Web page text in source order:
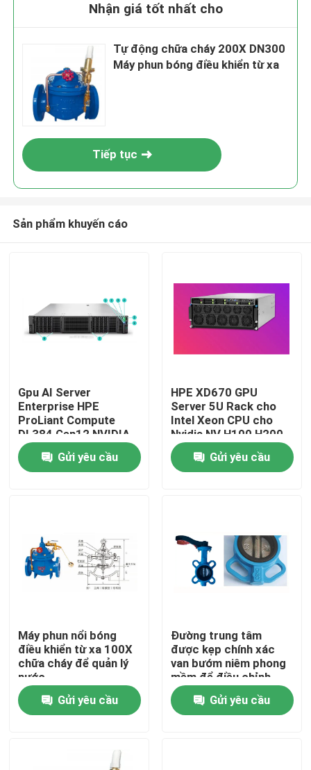
Sản phẩm
Video
Chuyến tham quan nhà máy
Kiểm soát chất lượng
Liên hệ với chúng tôi
Yêu cầu Đặt giá
Dịch vụ giao nhận vận tải quốc tế
Nhập khẩu xuyên biên giới
Nhận giá tốt nhất cho
Tự động chữa cháy 200X DN300
Máy phun bóng điều khiển từ xa
Tiếp tục
Sản phẩm khuyến cáo
Gpu AI Server
Enterprise HPE
ProLiant Compute
DL384 Gen12 NVIDIA
GH200 NVL2 Tự do
tính toán Private Cloud
Rack mount
Gửi yêu cầu
HPE XD670 GPU
Server 5U Rack cho
Intel Xeon CPU cho
Nvidia NV H100 H200
H800 PCIE/SXM Nvlink
AI Supercomputing
Case
Gửi yêu cầu
Máy phun nổi bóng
điều khiển từ xa 100X
chữa cháy để quản lý
nước
Gửi yêu cầu
Đường trung tâm
được kẹp chính xác
van bướm niêm phong
mềm để điều chỉnh
dòng chảy chính xác
Gửi yêu cầu